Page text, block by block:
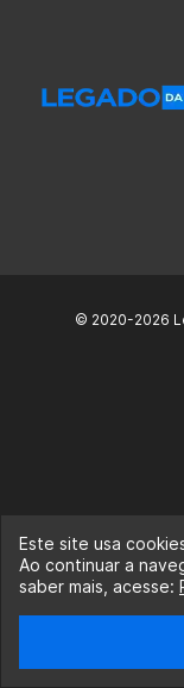
© 2020-2026
Este site usa
Ao continuar a
saber mais, acesse: